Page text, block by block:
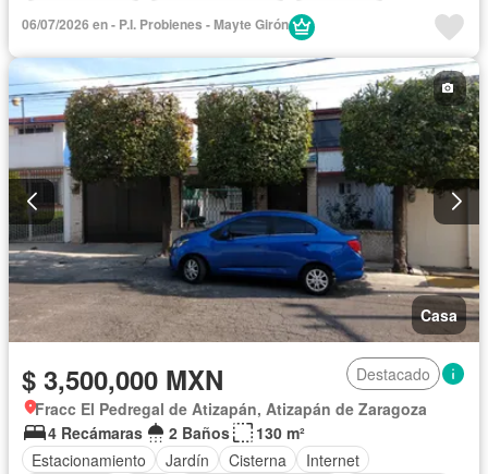
Electricidad
Despacho
Terraza
Wifi
Sin amueblar
06/07/2026 en - P.I. Probienes - Mayte Girón
Casa
$ 3,500,000 MXN
Destacado
Fracc El Pedregal de Atizapán, Atizapán de Zaragoza
4 Recámaras
2 Baños
130 m²
Estacionamiento
Jardín Cisterna
Internet